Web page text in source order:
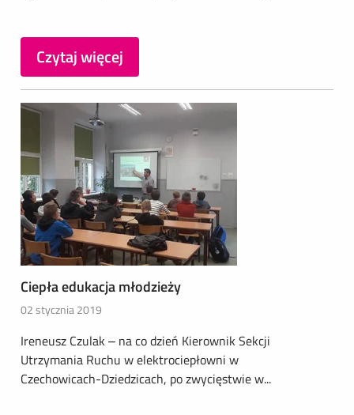
Czytaj więcej
Ciepła edukacja młodzieży
02 stycznia 2019
Ireneusz Czulak – na co dzień Kierownik Sekcji
Utrzymania Ruchu w elektrociepłowni w
Czechowicach-Dziedzicach, po zwycięstwie w...